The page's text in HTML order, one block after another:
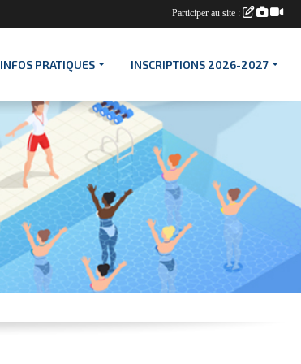
INFOS PRATIQUES INSCRIPTIONS 2026-2027
Participer au site :